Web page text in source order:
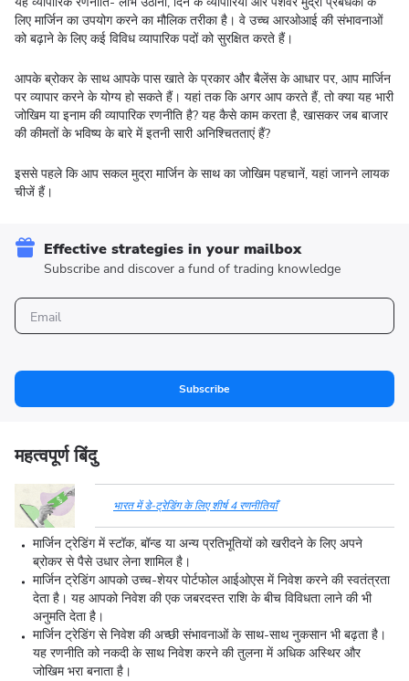
लिए मार्जिन का उपयोग करने का मौलिक तरीका है। वे उच्च आरओआई की संभावनाओं
को बढ़ाने के लिए कई विविध व्यापारिक पदों को सुरक्षित करते हैं।
आपके ब्रोकर के साथ आपके पास खाते के प्रकार और बैलेंस के आधार पर, आप मार्जिन
पर व्यापार करने के योग्य हो सकते हैं। यहां तक कि अगर आप करते हैं, तो क्या यह भारी
जोखिम या इनाम की व्यापारिक रणनीति है? यह कैसे काम करता है, खासकर जब बाजार
की कीमतों के भविष्य के बारे में इतनी सारी अनिश्चितताएं हैं?
इससे पहले कि आप सकल मुद्रा मार्जिन के साथ का जोखिम पहचानें, यहां जानने लायक
चीजें हैं।
Effective strategies in your mailbox
Subscribe and discover a fund of trading knowledge
Subscribe
महत्वपूर्ण बिंदु
भारत में डे-ट्रेडिंग के लिए शीर्ष 4 रणनीतियाँ
मार्जिन ट्रेडिंग में स्टॉक, बॉन्ड या अन्य प्रतिभूतियों को खरीदने के लिए अपने
ब्रोकर से पैसे उधार लेना शामिल है।
मार्जिन ट्रेडिंग आपको उच्च-शेयर पोर्टफोल आईओएस में निवेश करने की स्वतंत्रता
देता है। यह आपको निवेश की एक जबरदस्त राशि के बीच विविधता लाने की भी
अनुमति देता है।
मार्जिन ट्रेडिंग से निवेश की अच्छी संभावनाओं के साथ-साथ नुकसान भी बढ़ता है।
यह रणनीति को नकदी के साथ निवेश करने की तुलना में अधिक अस्थिर और
जोखिम भरा बनाता है।